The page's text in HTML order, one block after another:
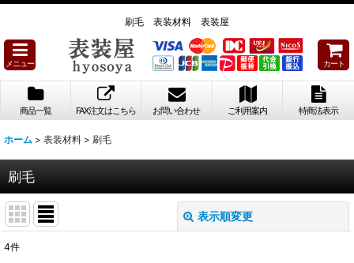
刷毛 表装材料 表装屋
メニュー カート
商品一覧 FAX注文はこちら お問い合わせ ご利用案内 特商法表示
ホーム > 表装材料 > 刷毛
刷毛
表示順変更
4件